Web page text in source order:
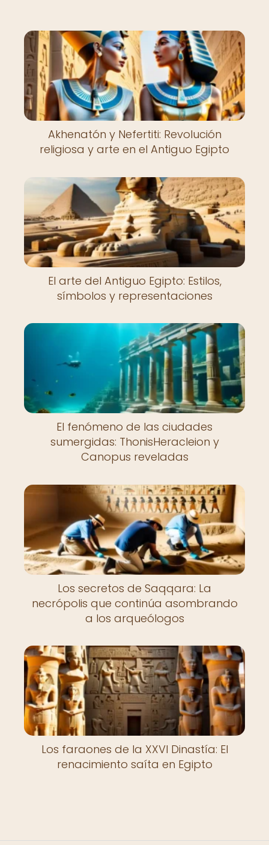
Akhenatón y Nefertiti: Revolución
religiosa y arte en el Antiguo Egipto
El arte del Antiguo Egipto: Estilos,
símbolos y representaciones
El fenómeno de las ciudades
sumergidas: ThonisHeracleion y
Canopus reveladas
Los secretos de Saqqara: La
necrópolis que continúa asombrando
a los arqueólogos
Los faraones de la XXVI Dinastía: El
renacimiento saíta en Egipto